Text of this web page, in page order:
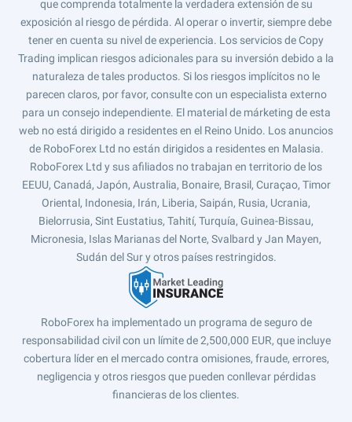
que comprenda totalmente la verdadera extensión de su
exposición al riesgo de pérdida. Al operar o invertir, siempre debe
tener en cuenta su nivel de experiencia. Los servicios de Copy
Trading implican riesgos adicionales para su inversión debido a la
naturaleza de tales productos. Si los riesgos implícitos no le
parecen claros, por favor, consulte con un especialista externo
para un consejo independiente. El material de márketing de esta
web no está dirigido a residentes en el Reino Unido. Los anuncios
de RoboForex Ltd no están dirigidos a residentes en Malasia.
RoboForex Ltd y sus afiliados no trabajan en territorio de los
EEUU, Canadá, Japón, Australia, Bonaire, Brasil, Curaçao, Timor
Oriental, Indonesia, Irán, Liberia, Saipán, Rusia, Ucrania,
Bielorrusia, Sint Eustatius, Tahití, Turquía, Guinea-Bissau,
Micronesia, Islas Marianas del Norte, Svalbard y Jan Mayen,
Sudán del Sur y otros países restringidos.
RoboForex ha implementado un programa de seguro de
responsabilidad civil con un límite de 2,500,000 EUR, que incluye
cobertura líder en el mercado contra omisiones, fraude, errores,
negligencia y otros riesgos que pueden conllevar pérdidas
financieras de los clientes.